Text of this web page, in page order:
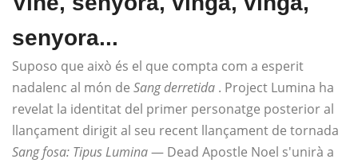
senyora...
Suposo que això és el que compta com a esperit
nadalenc al món de Sang derretida . Project Lumina ha
revelat la identitat del primer personatge posterior al
llançament dirigit al seu recent llançament de tornada
Sang fosa: Tipus Lumina— Dead Apostle Noel s'unirà a